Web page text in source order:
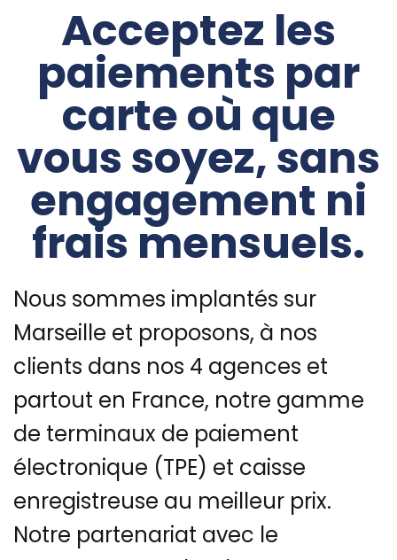
Acceptez les
paiements par
carte où que
vous soyez, sans
engagement ni
frais mensuels.
Nous sommes implantés sur
Marseille et proposons, à nos
clients dans nos 4 agences et
partout en France, notre gamme
de terminaux de paiement
électronique (TPE) et caisse
enregistreuse au meilleur prix.
Notre partenariat avec le